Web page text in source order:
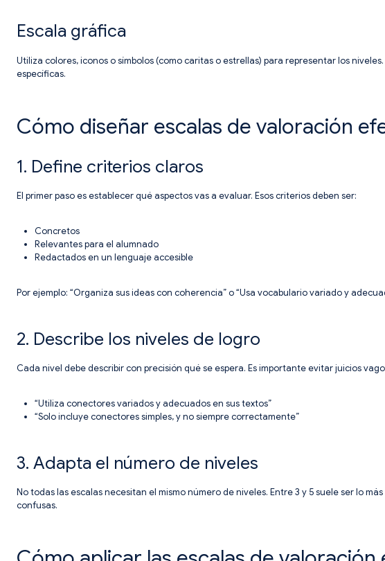
Escala gráfica
Utiliza colores, iconos o símbolos (como caritas o estrellas) para representar los
específicas.
Cómo diseñar escalas de valoración
1. Define criterios claros
El primer paso es establecer qué aspectos vas a evaluar. Esos criterios deben ser:
Concretos
Relevantes para el alumnado
Redactados en un lenguaje accesible
Por ejemplo: “Organiza sus ideas con coherencia” o “Usa vocabulario variado y
2. Describe los niveles de logro
Cada nivel debe describir con precisión qué se espera. Es importante evitar juicios
“Utiliza conectores variados y adecuados en sus textos”
“Solo incluye conectores simples, y no siempre correctamente”
3. Adapta el número de niveles
No todas las escalas necesitan el mismo número de niveles. Entre 3 y 5 suele ser lo
confusas.